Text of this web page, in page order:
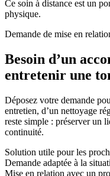
Ce soin à distance est un
physique.
Demande de mise en
Besoin d’un
entretenir une
Déposez votre demande
entretien, d’un nettoyage
reste simple : préserver un
continuité.
Solution utile pour les
Demande adaptée à la
Mise en relation avec un